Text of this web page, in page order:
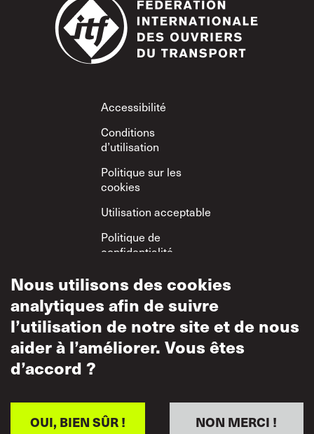
Footer
Accessibilité
Conditions
d’utilisation
Politique sur les
cookies
Utilisation acceptable
Politique de
confidentialité
Politique sur le
respect mutuel
Nous utilisons des cookies
analytiques afin de suivre
l’utilisation de notre site et de nous
aider à l’améliorer. Vous êtes
d’accord ?
NON MERCI !
OUI, BIEN SÛR !